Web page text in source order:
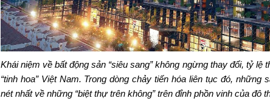
Khái niệm về bất động sản “siêu sang” không ngừng thay đổi, tỷ
“tinh hoa” Việt Nam. Trong dòng chảy tiến hóa liên tục đó,
nét nhất về những “biệt thự trên không” trên đỉnh phồn vinh của đô